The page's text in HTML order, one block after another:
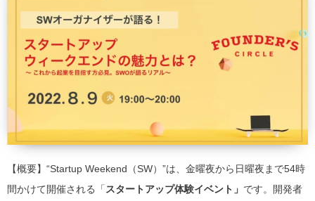
【概要】“Startup Weekend（SW）”は、金曜夜から日曜夜まで54時
間かけて開催される「 スタートアップ体験イベント」 です。開発者